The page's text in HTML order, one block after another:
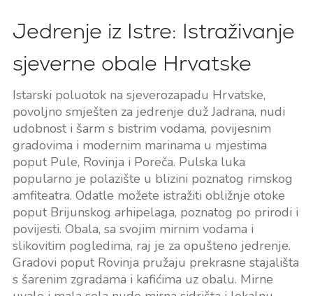
Jedrenje iz Istre: Istraživanje
sjeverne obale Hrvatske
Istarski poluotok na sjeverozapadu Hrvatske,
povoljno smješten za jedrenje duž Jadrana, nudi
udobnost i šarm s bistrim vodama, povijesnim
gradovima i modernim marinama u mjestima
poput Pule, Rovinja i Poreča. Pulska luka
popularno je polazište u blizini poznatog rimskog
amfiteatra. Odatle možete istražiti obližnje otoke
poput Brijunskog arhipelaga, poznatog po prirodi i
povijesti. Obala, sa svojim mirnim vodama i
slikovitim pogledima, raj je za opušteno jedrenje.
Gradovi poput Rovinja pružaju prekrasne stajališta
s šarenim zgradama i kafićima uz obalu. Mirne